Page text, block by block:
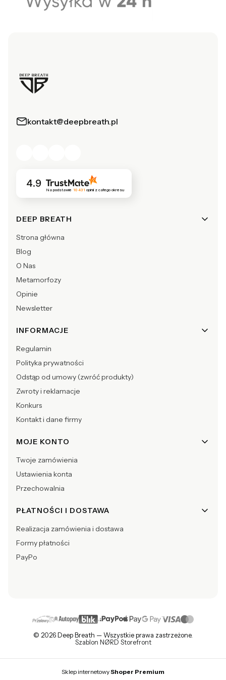
kontakt@deepbreath.pl
4.9
Na podstawie 10 431 opinii z całego okresu
Linki w stopce
DEEP BREATH
Strona główna
Blog
O Nas
Metamorfozy
Opinie
Newsletter
INFORMACJE
Regulamin
Polityka prywatności
Odstąp od umowy (zwróć produkty)
Zwroty i reklamacje
Konkurs
Kontakt i dane firmy
MOJE KONTO
Twoje zamówienia
Ustawienia konta
Przechowalnia
PŁATNOŚCI I DOSTAWA
Realizacja zamówienia i dostawa
Formy płatności
PayPo
© 2026 Deep Breath — Wszystkie prawa zastrzeżone.
Szablon NØRD Storefront
Sklep internetowyShoper Premium